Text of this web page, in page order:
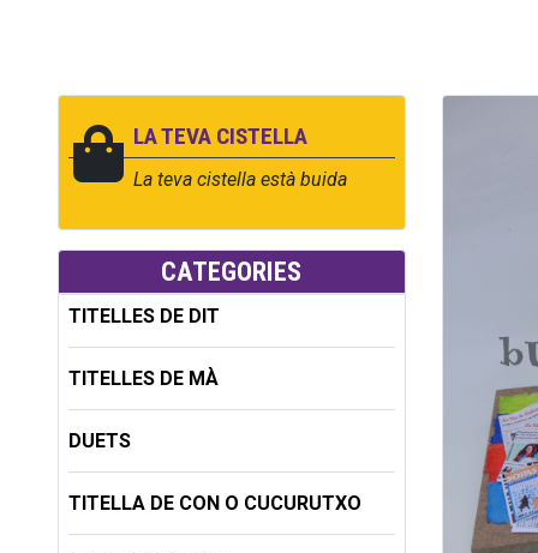
LA TEVA CISTELLA
La teva cistella està buida
CATEGORIES
TITELLES DE DIT
TITELLES DE MÀ
DUETS
TITELLA DE CON O CUCURUTXO